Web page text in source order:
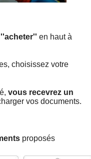
''acheter'' en haut à
choisissez votre
vous recevrez un
vos documents.
proposés